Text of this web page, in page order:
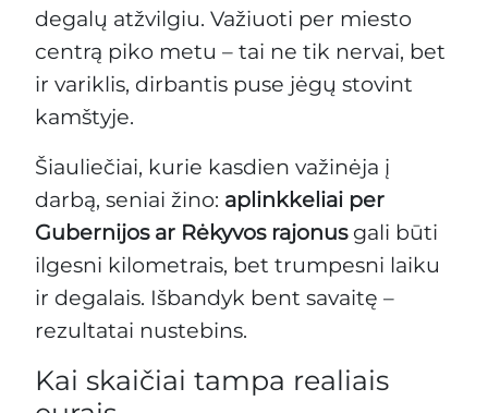
degalų atžvilgiu. Važiuoti per miesto
centrą piko metu – tai ne tik nervai, bet
ir variklis, dirbantis puse jėgų stovint
kamštyje.
Šiauliečiai, kurie kasdien važinėja į
darbą, seniai žino: aplinkkeliai per
Gubernijos ar Rėkyvos rajonusgali būti
ilgesni kilometrais, bet trumpesni laiku
ir degalais. Išbandyk bent savaitę –
rezultatai nustebins.
Kai skaičiai tampa realiais